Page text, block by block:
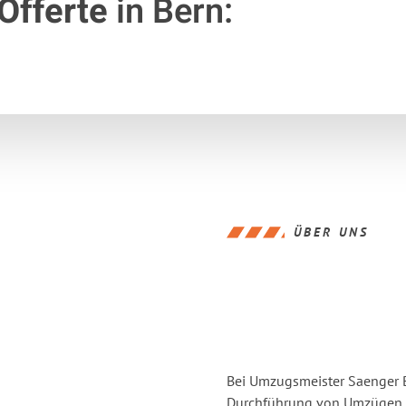
in Bern:
ÜBER UNS
Bei Umzugsmeister
Durchführung von